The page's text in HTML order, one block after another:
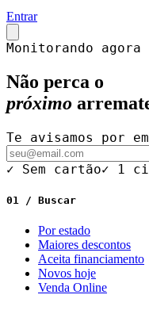
Entrar
Monitorando
Não perca o
próximo
Te avisamos por
✓ Sem cartão✓ 1
01 / Buscar
Por estado
Maiores descontos
Aceita financiamento
Novos hoje
Venda Online